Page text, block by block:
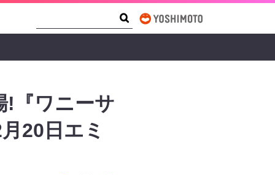
!『ワニーサ
20日エミ